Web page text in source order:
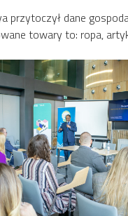
przytoczył dane
towary to: ropa,